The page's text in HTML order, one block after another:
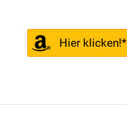
Hier klicken!*